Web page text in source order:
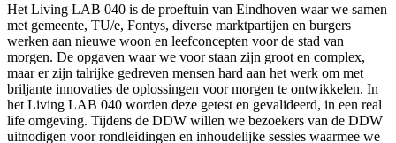
Het Living LAB 040 is de proeftuin van Eindhoven waar we samen
met gemeente, TU/e, Fontys, diverse marktpartijen en burgers
werken aan nieuwe woon en leefconcepten voor de stad van
morgen. De opgaven waar we voor staan zijn groot en complex,
maar er zijn talrijke gedreven mensen hard aan het werk om met
briljante innovaties de oplossingen voor morgen te ontwikkelen. In
het Living LAB 040 worden deze getest en gevalideerd, in een real
life omgeving. Tijdens de DDW willen we bezoekers van de DDW
uitnodigen voor rondleidingen en inhoudelijke sessies waarmee we